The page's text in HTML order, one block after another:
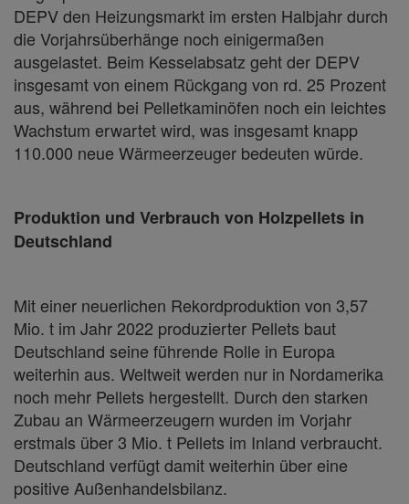
DEPV den Heizungsmarkt im ersten Halbjahr durch
die Vorjahrsüberhänge noch einigermaßen
ausgelastet. Beim Kesselabsatz geht der DEPV
insgesamt von einem Rückgang von rd. 25 Prozent
aus, während bei Pelletkaminöfen noch ein leichtes
Wachstum erwartet wird, was insgesamt knapp
110.000 neue Wärmeerzeuger bedeuten würde.
Produktion und Verbrauch von Holzpellets in
Deutschland
Mit einer neuerlichen Rekordproduktion von 3,57
Mio. t im Jahr 2022 produzierter Pellets baut
Deutschland seine führende Rolle in Europa
weiterhin aus. Weltweit werden nur in Nordamerika
noch mehr Pellets hergestellt. Durch den starken
Zubau an Wärmeerzeugern wurden im Vorjahr
erstmals über 3 Mio. t Pellets im Inland verbraucht.
Deutschland verfügt damit weiterhin über eine
positive Außenhandelsbilanz.